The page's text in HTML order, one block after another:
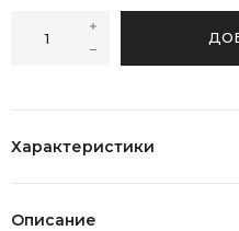
Характеристики
Описание